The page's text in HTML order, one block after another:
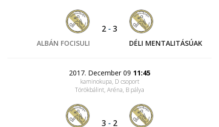
ALBÁN FOCISULI
2 - 3
DÉLI MENTALITÁSÚAK
2017. December 09 11:45
kaminokupa, D csoport
Törökbálint, Aréna, B pálya
3 - 2